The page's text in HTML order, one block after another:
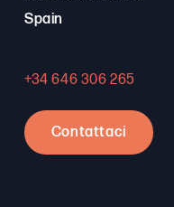
Spain
+34 646 306 265
Contattaci